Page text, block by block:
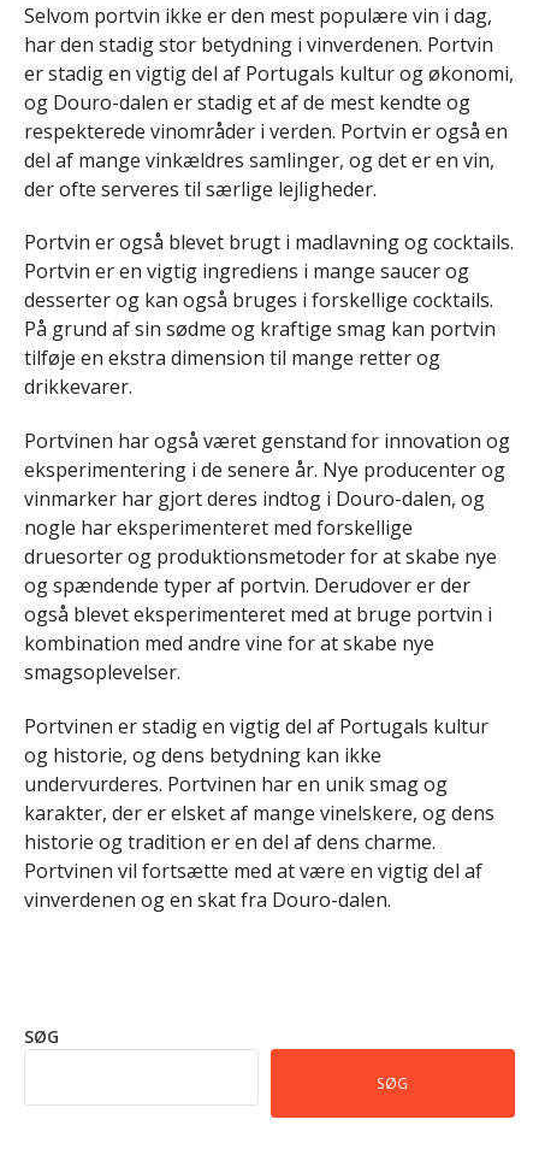
Selvom portvin ikke er den mest populære vin i dag,
har den stadig stor betydning i vinverdenen. Portvin
er stadig en vigtig del af Portugals kultur og økonomi,
og Douro-dalen er stadig et af de mest kendte og
respekterede vinområder i verden. Portvin er også en
del af mange vinkældres samlinger, og det er en vin,
der ofte serveres til særlige lejligheder.
Portvin er også blevet brugt i madlavning og cocktails.
Portvin er en vigtig ingrediens i mange saucer og
desserter og kan også bruges i forskellige cocktails.
På grund af sin sødme og kraftige smag kan portvin
tilføje en ekstra dimension til mange retter og
drikkevarer.
Portvinen har også været genstand for innovation og
eksperimentering i de senere år. Nye producenter og
vinmarker har gjort deres indtog i Douro-dalen, og
nogle har eksperimenteret med forskellige
druesorter og produktionsmetoder for at skabe nye
og spændende typer af portvin. Derudover er der
også blevet eksperimenteret med at bruge portvin i
kombination med andre vine for at skabe nye
smagsoplevelser.
Portvinen er stadig en vigtig del af Portugals kultur
og historie, og dens betydning kan ikke
undervurderes. Portvinen har en unik smag og
karakter, der er elsket af mange vinelskere, og dens
historie og tradition er en del af dens charme.
Portvinen vil fortsætte med at være en vigtig del af
vinverdenen og en skat fra Douro-dalen.
SØG
SØG